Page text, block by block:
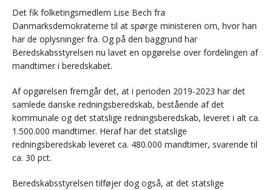
Det fik folketingsmedlem Lise Bech fra
Danmarksdemokraterne til at spørge ministeren om, hvor han
har de oplysninger fra. Og på den baggrund har
Beredskabsstyrelsen nu lavet en opgørelse over fordelingen af
mandtimer i beredskabet.
Af opgørelsen fremgår det, at i perioden 2019-2023 har det
samlede danske redningsberedskab, bestående af det
kommunale og det statslige redningsberedskab, leveret i alt ca.
1.500.000 mandtimer. Heraf har det statslige
redningsberedskab leveret ca. 480.000 mandtimer, svarende til
ca. 30 pct.
Beredskabsstyrelsen tilføjer dog også, at det statslige